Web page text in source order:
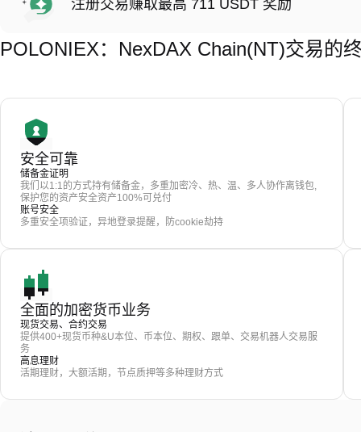
注册交易赚取最高 711 USDT 奖励
POLONIEX：NexDAX Chain(NT)交易的
安全可靠
储备金证明
我们以1:1的方式持有储备金，多重加密冷、热、温、多人协作离钱包,
保护您的资产安全资产100%可兑付
账号安全
多重安全项验证，异地登录提醒，防cookie劫持
全面的加密货币业务
现货交易、合约交易
提供400+现货币种&U本位、币本位、期权、跟单、交易机器人交易服
务
高息理财
活期理财，大额活期，节点质押等多种理财方式